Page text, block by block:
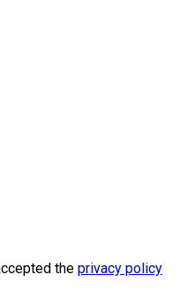
the privacy policy